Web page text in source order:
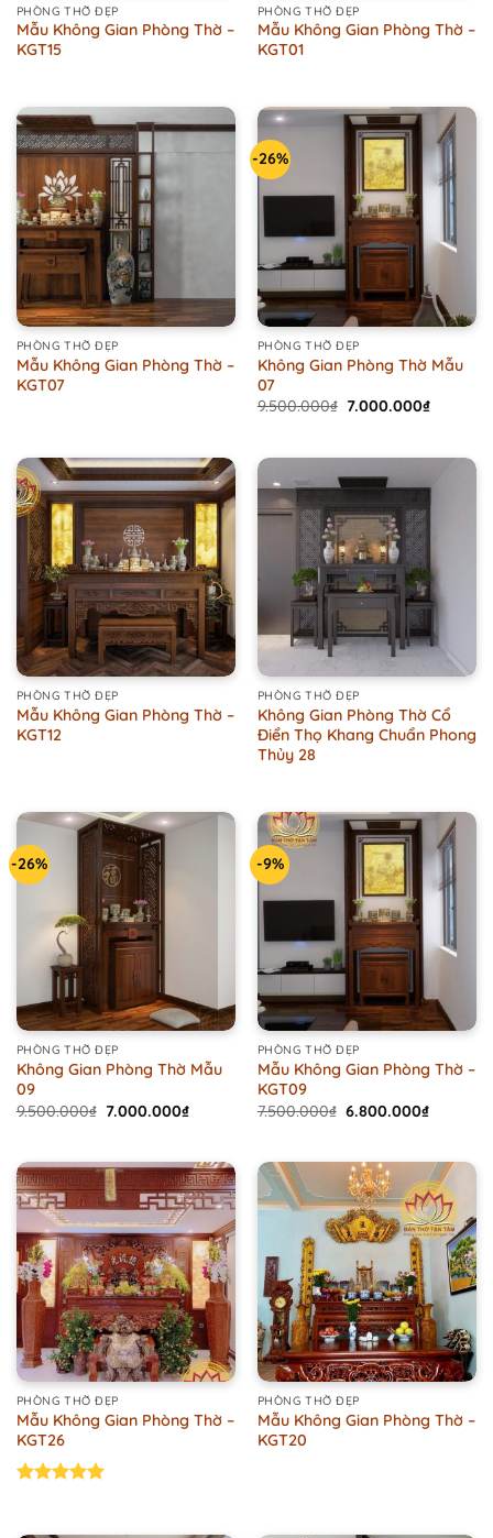
PHÒNG THỜ ĐẸP
Mẫu Không Gian Phòng Thờ –
KGT15
PHÒNG THỜ ĐẸP
Mẫu Không Gian Phòng Thờ –
KGT01
PHÒNG THỜ ĐẸP
Mẫu Không Gian Phòng Thờ –
KGT07
-26%
PHÒNG THỜ ĐẸP
Không Gian Phòng Thờ Mẫu
07
9.500.000₫ Original
7.000.000₫Current
PHÒNG THỜ ĐẸP
Mẫu Không Gian Phòng Thờ –
KGT12
PHÒNG THỜ ĐẸP
Không Gian Phòng Thờ Cổ
Điển Thọ Khang Chuẩn Phong
Thủy 28
-26%
PHÒNG THỜ ĐẸP
Không Gian Phòng Thờ Mẫu
09
9.500.000₫ Original
7.000.000₫Current
-9%
PHÒNG THỜ ĐẸP
Mẫu Không Gian Phòng Thờ –
KGT09
7.500.000₫ Original
6.800.000₫Current
PHÒNG THỜ ĐẸP
Mẫu Không Gian Phòng Thờ –
KGT26
PHÒNG THỜ ĐẸP
Mẫu Không Gian Phòng Thờ –
KGT20